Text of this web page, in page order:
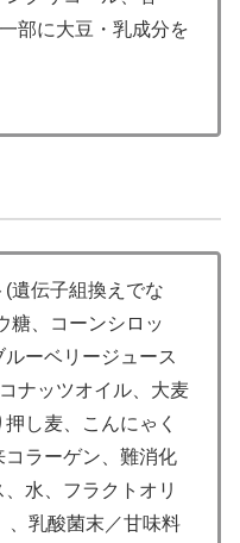
部に大豆・乳成分を
遺伝子組換えでな
糖、コーンシロッ
ーベリージュース
ナッツオイル、大麦
し麦、こんにゃく
ラーゲン、難消化
水、フラクトオリ
、乳酸菌末／甘味料